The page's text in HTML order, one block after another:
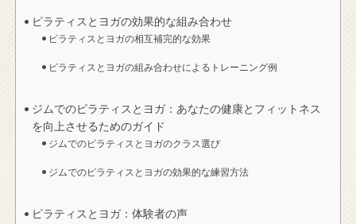
ピラティスとヨガの効果的な組み合わせ
ピラティスとヨガの相互補完的な効果
ピラティスとヨガの組み合わせによるトレーニング例
ジムでのピラティスとヨガ：あなたの健康とフィットネス
を向上させるためのガイド
ジムでのピラティスとヨガのクラス選び
ジムでのピラティスとヨガの効果的な練習方法
ピラティスとヨガ：体験者の声